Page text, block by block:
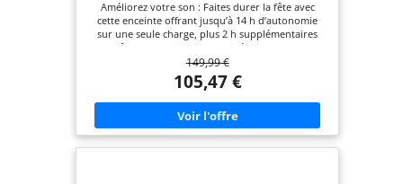
Améliorez votre son : Faites durer la fête avec
cette enceinte offrant jusqu’à 14 h d’autonomie
sur une seule charge, plus 2 h supplémentaires
grâce au Playtime Boost ; idéale pour une
utilisation en intérieur comme en extérieur Un
son puissant : Profitez de basses percutantes et
d’aigus cristallins grâce au nouveau design dôme ;
l'IA Sound Boost optimise les performances
acoustiques pour un son clair et sans distorsion
Conçue pour le fun : Faites tomber la JBL Flip 7
jusqu’à 1 mètre, emmenez-la sous la douche ou
149,99 €
105,47 €